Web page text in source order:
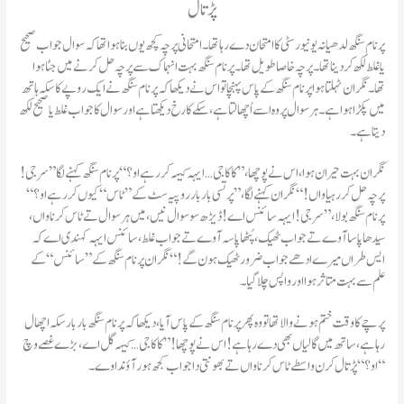
پڑتال
پرنام سنگھ لدھیانہ یونیورسٹی کا امتحان دے رہا تھا۔ امتحانی پرچہ کچھ یوں بنا ہوا تھا کہ سوال جواب صحیح
یا غلط لکھ کر دینا تھا۔ پرچہ خاصا طویل تھا۔ پرنام سنگھ بہت انہماک سے پرچہ حل کرنے میں جٹا ہوا
تھا۔ نگران ٹہلتا ہوا پرنام سنگھ کے پاس پہنچا تو اس نے دیکھا کہ پرنام سنگھ نے ایک روپے کا سکہ ہاتھ
میں پکڑا ہوا ہے۔ ہر سوال پر وہ اسے اُچھا لتاہے، سکے کا رخ دیکھتاہے اور سوال کا جواب غلط یا صحیح لکھ
دیتاہے۔
نگران بہت حیران ہوا، اس نے پوچھا، ”کا کا جی… ایہہ کیہہ کر رہے او؟“ پرنام سنگھ کہنے لگا”سرجی!
پرچہ حل کر رہیا واں!“ نگران کہنے لگا،”پرتسی بار بار روپیہ سٹ کے”ٹاس“ کیوں کر رہے او؟“
پرنام سنگھ بولا،”سرجی! ایہہ سائنس اے! ڈیڑھ سو سوال نیں، میں ہر سوال تے ٹاس کرنا واں،
سیدھا پاسا آوے تے جواب ٹھیک، پُٹھا پاسہ آوے تے جواب غلط، سائنس ایہہ کہندی اے کہ
ایس طراں میرے ادھے جواب ضرور ٹھیک ہون گے!“ نگران پرنام سنگھ کے”سائنس“ کے
علم سے بہت متاثر ہوا اور واپس چلا گیا۔
پرچے کا وقت ختم ہونے والاتھا تو وہ پھر پر نام سنگھ کے پاس آیا، دیکھا کہ پرنام سنگھ بار بار سکہ اچھال
رہا ہے،ساتھ میں گالیاں بھی دے رہا ہے! اس نے پوچھا! ”کا کاجی… کیہہ گل اے ، بڑے غصے وچ
او؟“ پڑتال کرن واسطے ٹاس کرناواں تے بھونتی دا جواب کجھ ہور آؤنداوے۔“